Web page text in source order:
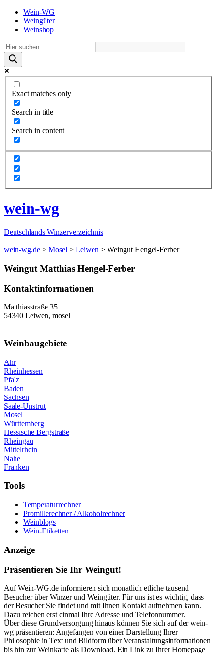
Wein-WG
Weingüter
Weinshop
Exact matches only
Search in title
Search in content
wein-wg
Deutschlands Winzerverzeichnis
wein-wg.de > Mosel > Leiwen > Weingut Hengel-Ferber
Weingut Matthias Hengel-Ferber
Kontaktinformationen
Matthiasstraße 35
54340 Leiwen, mosel
Weinbaugebiete
Ahr
Rheinhessen
Pfalz
Baden
Sachsen
Saale-Unstrut
Mosel
Württemberg
Hessische Bergstraße
Rheingau
Mittelrhein
Nahe
Franken
Tools
Temperaturrechner
Promillerechner / Alkoholrechner
Weinblogs
Wein-Etiketten
Anzeige
Präsentieren Sie Ihr Weingut!
Auf Wein-WG.de informieren sich monatlich etliche tausend
Besucher über Winzer und Weingüter. Für uns ist es wichtig, dass
der Besucher Sie findet und mit Ihnen Kontakt aufnehmen kann.
Dazu reichen erst einmal Ihre Adresse und Telefonnummer.
Über diese Grundversorgung hinaus können Sie sich auf der wein-
wg präsentieren: Angefangen von einer Darstellung Ihrer
Philosophie in Text und Bildform über Veranstaltungsinformationen
bis hin zur Weinkarte als Download. Ein Link zu Ihrer Homepage